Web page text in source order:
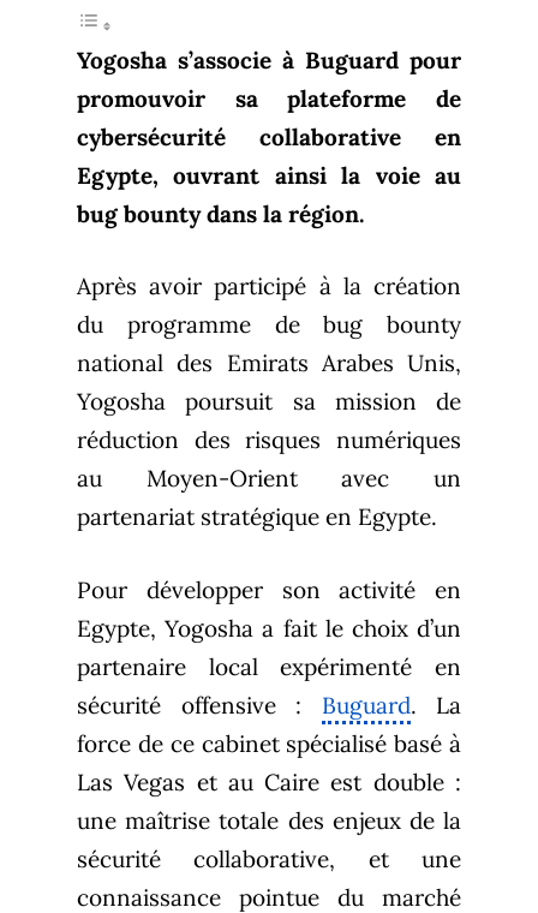
Yogosha s’associe à Buguard pour
promouvoir sa plateforme de
cybersécurité collaborative en
Egypte, ouvrant ainsi la voie au
bug bounty dans la région.
Après avoir participé à la création
du programme de bug bounty
national des Emirats Arabes Unis,
Yogosha poursuit sa mission de
réduction des risques numériques
au Moyen-Orient avec un
partenariat stratégique en Egypte.
Pour développer son activité en
Egypte, Yogosha a fait le choix d’un
partenaire local expérimenté en
sécurité offensive : Buguard. La
force de ce cabinet spécialisé basé à
Las Vegas et au Caire est double :
une maîtrise totale des enjeux de la
sécurité collaborative, et une
connaissance pointue du marché